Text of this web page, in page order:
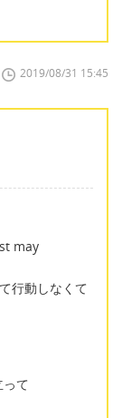
2019/08/31 15:45
may
行動しなくて
て